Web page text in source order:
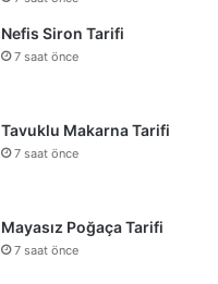
Nefis Siron Tarifi
7 saat önce
Tavuklu Makarna Tarifi
7 saat önce
Mayasız Poğaça Tarifi
7 saat önce